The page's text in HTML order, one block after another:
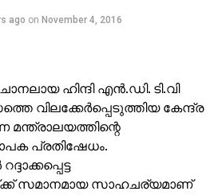
ago on November 4, 2016
ഹിന്ദി എന്‍.ഡി. ടി.വി
വിലക്കേര്‍പ്പെടുത്തിയ കേന്ദ്ര
പ്രതിഷേധം.
സമാനമായ സാഹചര്യമാണ്